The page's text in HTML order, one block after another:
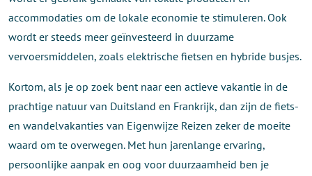
accommodaties om de lokale economie te stimuleren. Ook
wordt er steeds meer geïnvesteerd in duurzame
vervoersmiddelen, zoals elektrische fietsen en hybride busjes.
Kortom, als je op zoek bent naar een actieve vakantie in de
prachtige natuur van Duitsland en Frankrijk, dan zijn de fiets-
en wandelvakanties van Eigenwijze Reizen zeker de moeite
waard om te overwegen. Met hun jarenlange ervaring,
persoonlijke aanpak en oog voor duurzaamheid ben je